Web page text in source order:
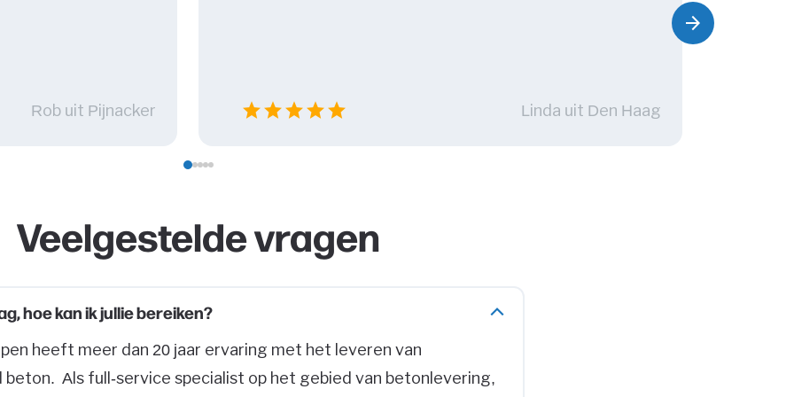
Rob uit Pijnacker starstarstarstarstar Linda uit Den Haag
arrow_forwardVolgende
Veelgestelde vragen
hoe kan ik jullie bereiken?
heeft meer dan 20 jaar ervaring met het leveren van
Als full-service specialist op het gebied van betonlevering,